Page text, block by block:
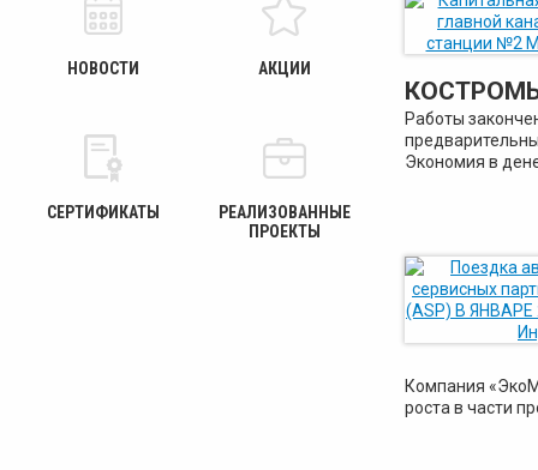
Работы
Экономия в
Компания
роста в части
НОВОСТИ АКЦИИ
СЕРТИФИКАТЫ
РЕАЛИЗОВАННЫЕ
ПРОЕКТЫ